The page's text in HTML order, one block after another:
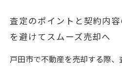
査定のポイントと契約内
を避けてスムーズ売却へ
戸田市で不動産を売却する際